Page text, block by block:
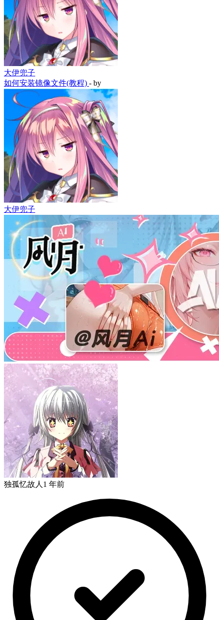
大伊兜子
如何安装镜像文件(教程) - by
大伊兜子
独孤忆故人 1 年前